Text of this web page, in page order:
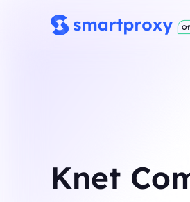
Knet